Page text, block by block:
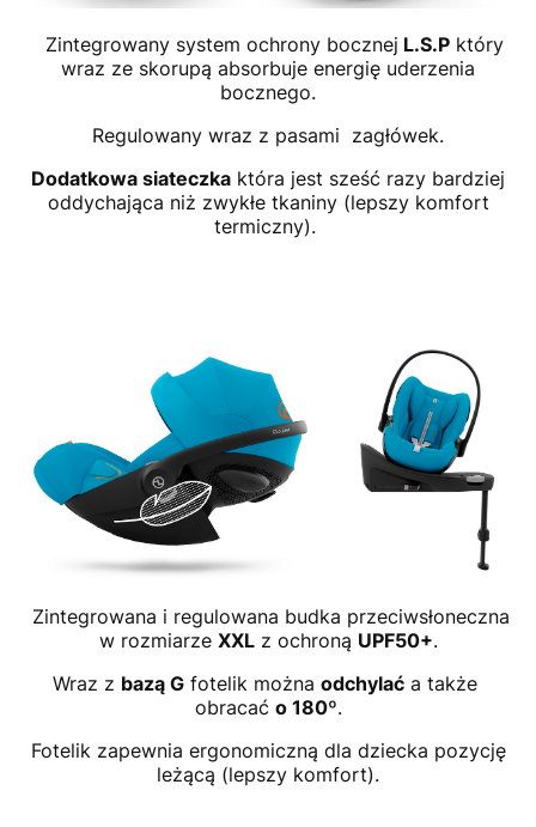
Zintegrowany system ochrony bocznej L.S.Pktóry
wraz ze skorupą absorbuje energię uderzenia
bocznego.
Regulowany wraz z pasami zagłówek.
Dodatkowa siateczka która jest sześć razy bardziej
oddychająca niż zwykłe tkaniny (lepszy komfort
termiczny).
Zintegrowana i regulowana budka przeciwsłoneczna
w rozmiarze XXLz ochroną UPF50+.
Wraz z bazą G fotelik można odchylać a także
obracać o 180º.
Fotelik zapewnia ergonomiczną dla dziecka pozycję
leżącą (lepszy komfort).